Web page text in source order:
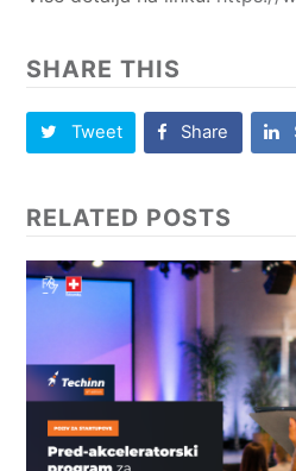
SHARE THIS
Tweet Share
RELATED POSTS